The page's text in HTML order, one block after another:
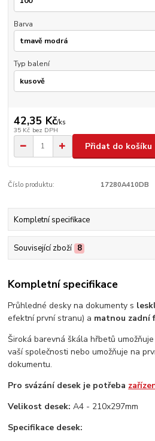
Barva
Typ balení
42,35 Kč/ks
35 Kč bez DPH
Přidat do košíku
Číslo produktu: 17280A410DB
Kompletní specifikace
Související zboží 8
Kompletní specifikace
Průhledné desky na dokumenty s
efektní první stranu) a matnou zadní
Široká barevná škála hřbetů
vaší společnosti nebo umožňuje na
dokumentu.
Pro svázání desek je potřeba
Velikost desek: A4 - 210x297mm
Specifikace desek: